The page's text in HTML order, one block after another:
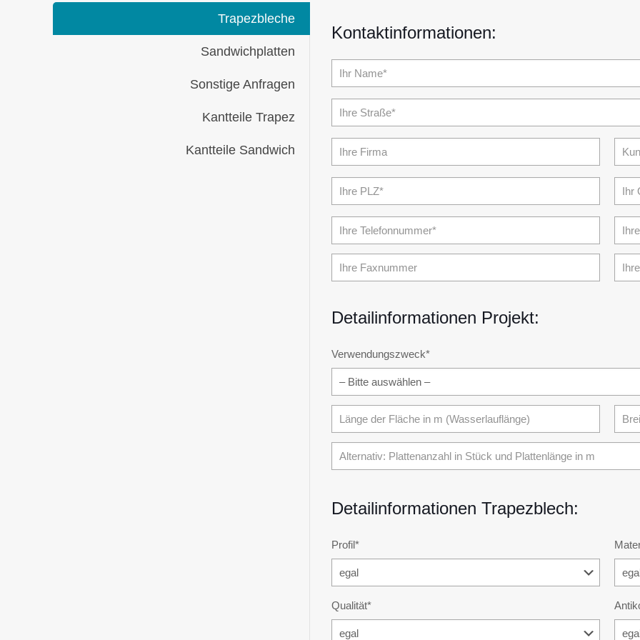
Trapezbleche
Sandwichplatten
Sonstige Anfragen
Kantteile Trapez
Kantteile Sandwich
Kontaktinformationen:
Detailinformationen Projekt:
Verwendungszweck*
Detailinformationen Trapezblech:
Profil*
Qualität*